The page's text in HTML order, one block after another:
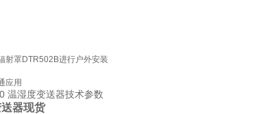
射罩DTR502B进行户外安装
应用
温湿度变送器技术参数
器现货